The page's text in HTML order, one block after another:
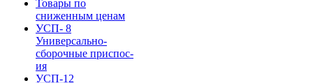
Товары по
сниженным ценам
УСП- 8
Универсально-
сборочные приспос-
ия
УСП-12